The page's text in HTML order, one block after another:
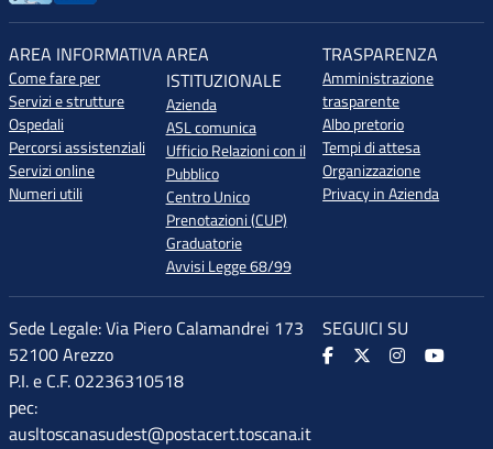
AREA INFORMATIVA
Come fare per
Servizi e strutture
Ospedali
Percorsi assistenziali
Servizi online
Numeri utili
AREA
ISTITUZIONALE
Azienda
ASL comunica
Ufficio Relazioni con il
Pubblico
Centro Unico
Prenotazioni (CUP)
Graduatorie
Avvisi Legge 68/99
TRASPARENZA
Amministrazione
trasparente
Albo pretorio
Tempi di attesa
Organizzazione
Privacy in Azienda
Sede Legale: Via Piero Calamandrei 173
52100 Arezzo
P.I. e C.F. 02236310518
pec:
ausltoscanasudest@postacert.toscana.it
SEGUICI SU